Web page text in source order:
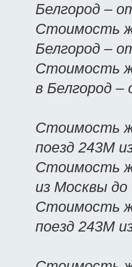
Белгород –
Стоимость
Белгород –
Стоимость
в Белгород
Стоимость
поезд 243М
Стоимость
из Москвы
Стоимость
поезд 243М